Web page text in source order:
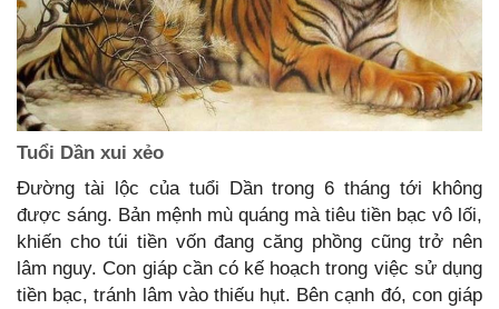
Tuổi Dần xui xẻo
Đường tài lộc của tuổi Dần trong 6 tháng tới không
được sáng. Bản mệnh mù quáng mà tiêu tiền bạc vô lối,
khiến cho túi tiền vốn đang căng phồng cũng trở nên
lâm nguy. Con giáp cần có kế hoạch trong việc sử dụng
tiền bạc, tránh lâm vào thiếu hụt. Bên cạnh đó, con giáp